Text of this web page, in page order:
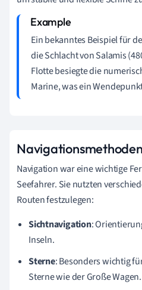
Ein bekanntes Beispiel für
die Schlacht von Salamis
Flotte besiegte die
Marine, was ein
Navigationsmethoden
Navigation war eine wichtige
Seefahrer. Sie nutzten
Routen festzulegen:
Sichtnavigation:
Inseln.
Sterne: Besonders wichtig
Sterne wie der Große Wagen.